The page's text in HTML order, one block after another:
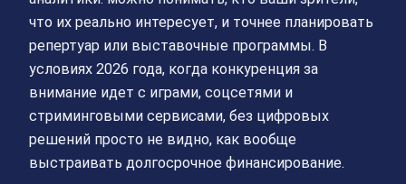
что их реально интересует, и точнее планировать
репертуар или выставочные программы. В
условиях 2026 года, когда конкуренция за
внимание идет с играми, соцсетями и
стриминговыми сервисами, без цифровых
решений просто не видно, как вообще
выстраивать долгосрочное финансирование.